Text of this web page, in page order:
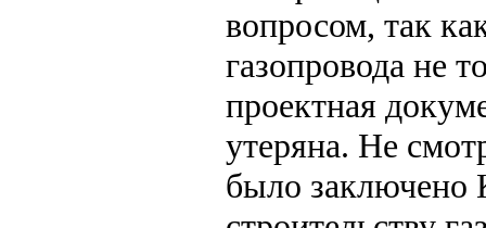
вопросом, так
газопровода не
проектная
утеряна. Не
было заключено